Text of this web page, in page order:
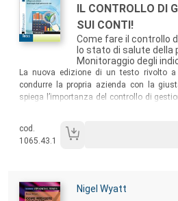
Titolo:
IL CONTROLLO DI
SUI CONTI!
Come fare il controllo
lo stato di salute della
Monitoraggio degli
Sommario:
La nuova edizione di un testo rivolto a
condurre la propria azienda con la
spiega l’importanza del controllo di
metodologia attraverso la quale si
di un caso aziendale reale. Il testo è
contenente cinque programmi esecutivi
cod.
1065.43.1
Autori:
Nigel Wyatt